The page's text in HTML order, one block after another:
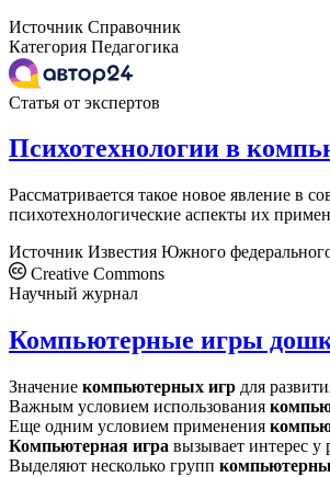
Источник Справочник
Категория Педагогика
Статья от экспертов
Психотехнологии в
Рассматривается такое новое явление в
психотехнологические аспекты их
Источник Известия Южного
Creative Commons
Научный журнал
Компьютерные игры
Значение компьютерных игр для
Важным условием использования
Еще одним условием применения
Компьютерная игра вызывает интерес у
Выделяют несколько групп